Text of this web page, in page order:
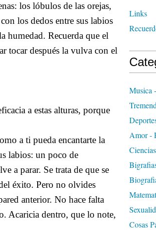
los lóbulos de las orejas,
los dedos entre sus labios
humedad. Recuerda que el
tocar después la vulva con el
a estas alturas, porque
a ti pueda encantarte la
labios: un poco de
a parar. Se trata de que se
éxito. Pero no olvides
anterior. No hace falta
Acaricia dentro, que lo note,
Links
Musica
Amor -
Cosas